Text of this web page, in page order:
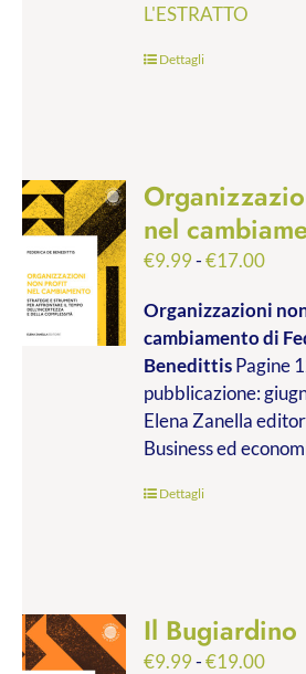
L'ESTRATTO
Dettagli
nel
€9.99-€17.00Fascia
da
a
Organizzazioni
cambiamentodi
BenedittisPagine
pubblicazione:
Elena Zanella
Business ed
Dettagli
Il Bugiardino
€9.99-€19.00Fascia